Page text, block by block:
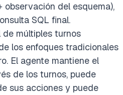
observación del esquema),
SQL final.
múltiples turnos
los enfoques tradicionales
El agente mantiene el
de los turnos, puede
sus acciones y puede